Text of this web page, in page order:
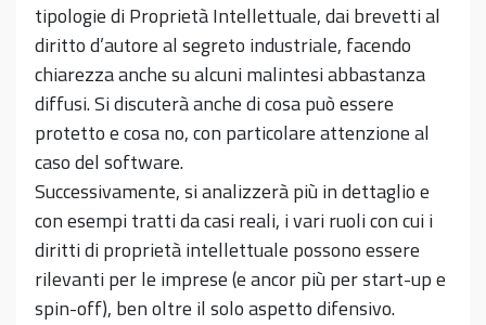
tipologie di Proprietà Intellettuale, dai brevetti al
diritto d’autore al segreto industriale, facendo
chiarezza anche su alcuni malintesi abbastanza
diffusi. Si discuterà anche di cosa può essere
protetto e cosa no, con particolare attenzione al
caso del software.
Successivamente, si analizzerà più in dettaglio e
con esempi tratti da casi reali, i vari ruoli con cui i
diritti di proprietà intellettuale possono essere
rilevanti per le imprese (e ancor più per start-up e
spin-off), ben oltre il solo aspetto difensivo.